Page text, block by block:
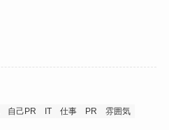
自己PR IT 仕事 PR 雰囲気